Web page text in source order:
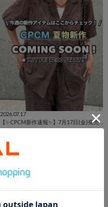
2026.07.17
【✨CPCM新作速報✨】7月17日(金)発売アイテムをご紹介📣